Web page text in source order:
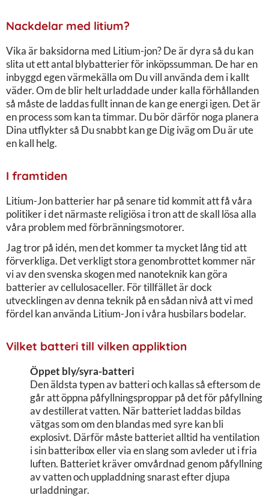
Nackdelar med litium?
Vika är baksidorna med Litium-jon? De är dyra så du kan
slita ut ett antal blybatterier för inköpssumman. De har en
inbyggd egen värmekälla om Du vill använda dem i kallt
väder. Om de blir helt urladdade under kalla förhållanden
så måste de laddas fullt innan de kan ge energi igen. Det är
en process som kan ta timmar. Du bör därför noga planera
Dina utflykter så Du snabbt kan ge Dig iväg om Du är ute
en kall helg.
I framtiden
Litium-Jon batterier har på senare tid kommit att få våra
politiker i det närmaste religiösa i tron att de skall lösa alla
våra problem med förbränningsmotorer.
Jag tror på idén, men det kommer ta mycket lång tid att
förverkliga. Det verkligt stora genombrottet kommer när
vi av den svenska skogen med nanoteknik kan göra
batterier av cellulosaceller. För tillfället är dock
utvecklingen av denna teknik på en sådan nivå att vi med
fördel kan använda Litium-Jon i våra husbilars bodelar.
Vilket batteri till vilken appliktion
Öppet bly/syra-batteri
Den äldsta typen av batteri och kallas så eftersom de
går att öppna påfyllningsproppar på det för påfyllning
av destillerat vatten. När batteriet laddas bildas
vätgas som om den blandas med syre kan bli
explosivt. Därför måste batteriet alltid ha ventilation
i sin batteribox eller via en slang som avleder ut i fria
luften. Batteriet kräver omvårdnad genom påfyllning
av vatten och uppladdning snarast efter djupa
urladdningar.